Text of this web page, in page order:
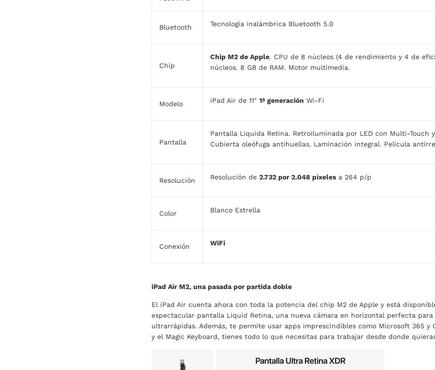
Bluetooth Tecnología inalámbrica Bluetooth 5.0
Chip
Chip M2 de Apple. CPU de 8 núcleos (4 de rendimiento y 4 de
núcleos. 8 GB de RAM. Motor multimedia.
Modelo iPad Air de 11" 1ª generación Wi-Fi
Pantalla
Pantalla Liquida Retina. Retroiluminada por LED con Multi‑Touch
Cubierta oleófuga antihuellas. Laminación integral. Película
Resolución Resolución de 2.732 por 2.048 píxeles a 264 p/p
Color Blanco Estrella
Conexión WiFi
iPad Air M2, una pasada por partida doble
El iPad Air cuenta ahora con toda la potencia del chip M2 de Apple y está
espectacular pantalla Liquid Retina, una nueva cámara en horizontal perfecta para
ultrarrápidas. Además, te permite usar apps imprescindibles como Microsoft 365 y
y el Magic Keyboard, tienes todo lo que necesitas para trabajar desde donde